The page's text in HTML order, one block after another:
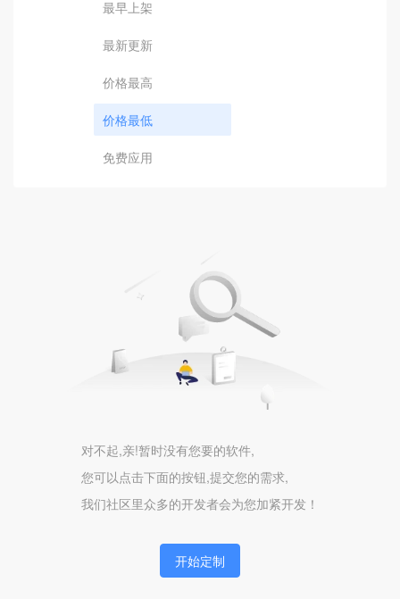
最早上架
最新更新
价格最高
价格最低
免费应用
对不起,亲!暂时没有您要的软件,
您可以点击下面的按钮,提交您的需求,
我们社区里众多的开发者会为您加紧开发！
开始定制